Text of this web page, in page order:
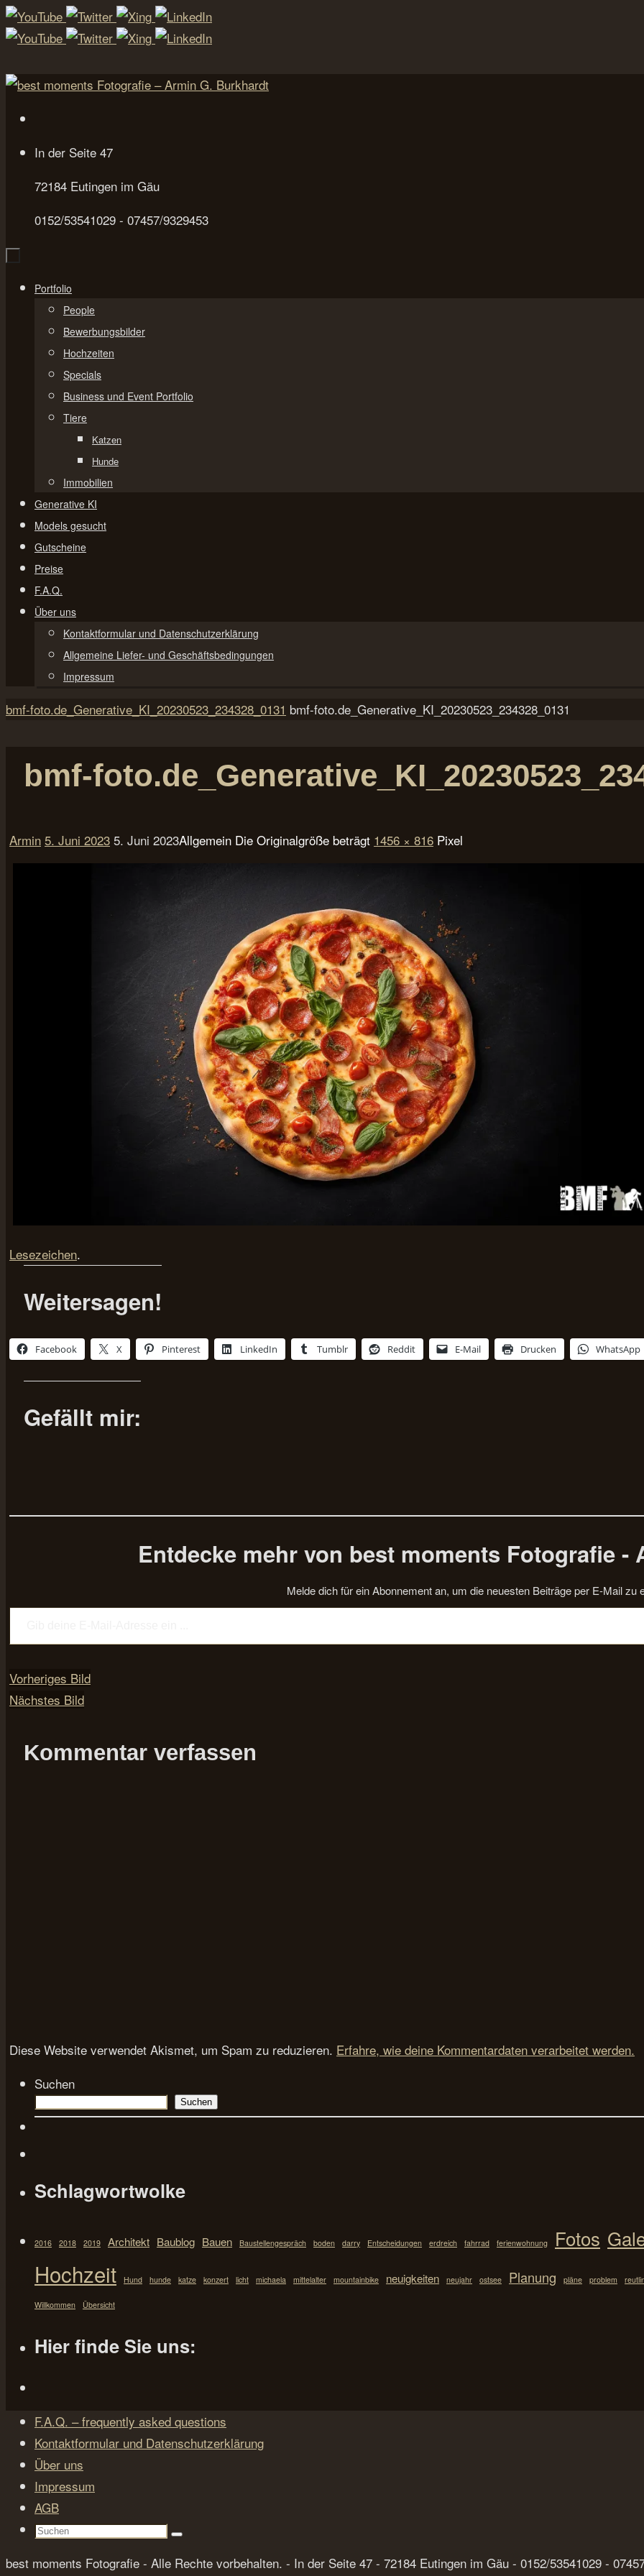
Zum
Inhalt
In der Seite 47
72184 Eutingen im Gäu
0152/53541029 - 07457/9329453
Zum
springen
Portfolio
People
Bewerbungsbilder
Hochzeiten
Specials
Business und Event Portfolio
Tiere
Katzen
Hunde
Immobilien
Generative KI
Models gesucht
Gutscheine
Preise
F.A.Q.
Über uns
Kontaktformular und Datenschutzerklärung
Allgemeine Liefer- und Geschäftsbedingungen
Impressum
Start
bmf-foto.de_Generative_KI_20230523_234328_0131 bmf-foto.de_Generative_KI_20230523_234328_0131
bmf-
Armin 5. Juni 2023 5. Juni 2023Allgemein Die Originalgröße beträgt 1456 × 816 Pixel
Lesezeichen.
Weitersagen!
Facebook X Pinterest LinkedIn Tumblr Reddit E-Mail Drucken WhatsApp
Gefällt mir:
Entdecke mehr von best moments Fotografie -
Melde dich für ein Abonnement an, um die neuesten Beiträge per E-Mail zu
Gib deine E-Mail-Adresse ein ...
Vorheriges Bild
Nächstes Bild
Kommentar verfassen
Diese Website verwendet Akismet, um Spam zu reduzieren. Erfahre, wie deine Kommentardaten verarbeitet werden.
Suchen
Suchen
Schlagwortwolke
2016 2018 2019 Architekt Baublog Bauen Baustellengespräch boden darry Entscheidungen erdreich fahrrad ferienwohnung Fotos
Hochzeit Hund hunde katze konzert licht michaela mittelalter mountainbike neuigkeiten neujahr ostsee Planung pläne problem
Willkommen Übersicht
Hier finde Sie uns:
F.A.Q. – frequently asked questions
Kontaktformular und Datenschutzerklärung
Über uns
Impressum
AGB
Suchen
Suchen
best moments Fotografie - Alle Rechte vorbehalten. - In der Seite 47 - 72184 Eutingen im Gäu - 0152/53541029 -